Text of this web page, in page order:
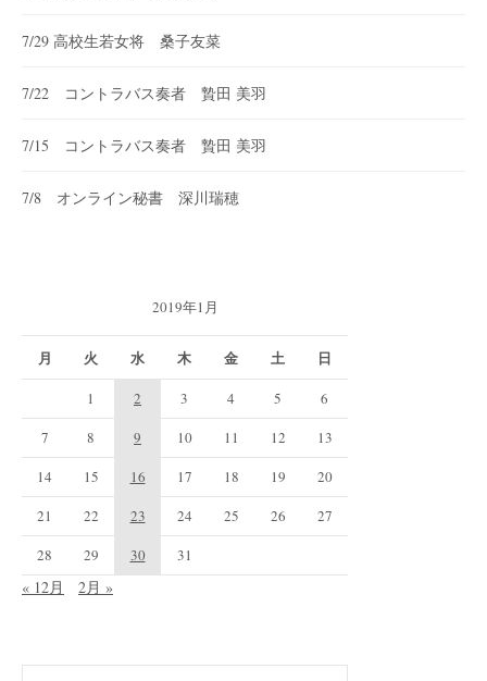
7/29 高校生若女将 桑子友菜
7/22 コントラバス奏者 贄田 美羽
7/15 コントラバス奏者 贄田 美羽
7/8 オンライン秘書 深川瑞穂
2019年1月
月 火 水 木 金 土 日
1 2 3 4 5
6
7
8 9 10 11 12
13
14
15 16 17 18 19
20
21
22 23 24 25 26
27
28
29 30 31
« 12月 2月 »